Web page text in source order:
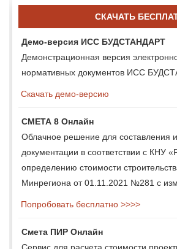
СКАЧАТЬ
Демо-версия ИСС БУДСТАНДАРТ
Демонстрационная версия
нормативных документов ИСС
Скачать демо-версию
СМЕТА 8 Онлайн
Облачное решение для составления
документации в соответствии с КНУ
определению стоимости
Минрегиона от 01.11.2021 №281 с
Попробовать бесплатно >>>>
Смета ПИР Онлайн